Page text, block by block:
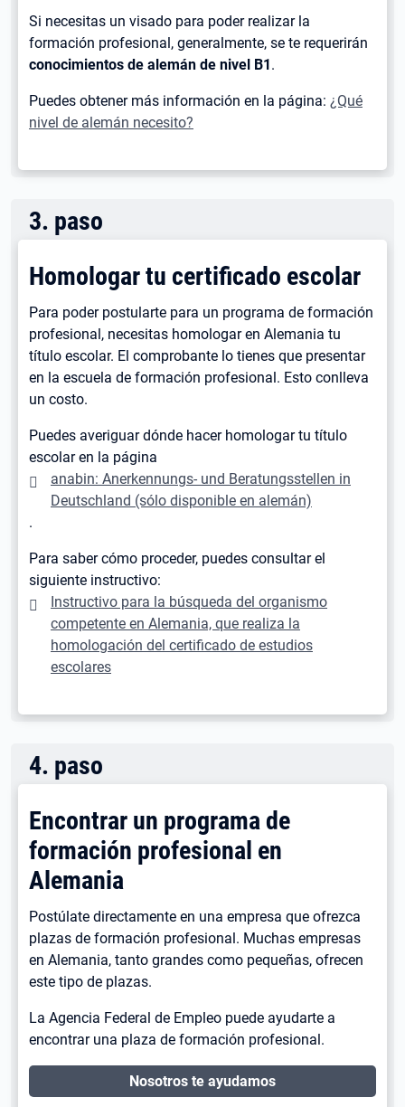
Si necesitas un visado para poder realizar la
formación profesional, generalmente, se te requerirán
conocimientos de alemán de nivel B1.
Puedes obtener más información en la página: ¿Qué
nivel de alemán necesito?
3. paso
Homologar tu certificado escolar
Para poder postularte para un programa de formación
profesional, necesitas homologar en Alemania tu
título escolar. El comprobante lo tienes que presentar
en la escuela de formación profesional. Esto conlleva
un costo.
Puedes averiguar dónde hacer homologar tu título
escolar en la página
anabin: Anerkennungs- und Beratungsstellen in
Deutschland (sólo disponible en alemán)
.
Para saber cómo proceder, puedes consultar el
siguiente instructivo:
Instructivo para la búsqueda del organismo
competente en Alemania, que realiza la
homologación del certificado de estudios
escolares
4. paso
Encontrar un programa de
formación profesional en
Alemania
Postúlate directamente en una empresa que ofrezca
plazas de formación profesional. Muchas empresas
en Alemania, tanto grandes como pequeñas, ofrecen
este tipo de plazas.
La Agencia Federal de Empleo puede ayudarte a
encontrar una plaza de formación profesional.
Nosotros te ayudamos